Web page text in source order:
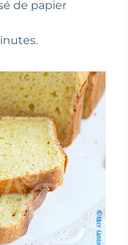
de papier